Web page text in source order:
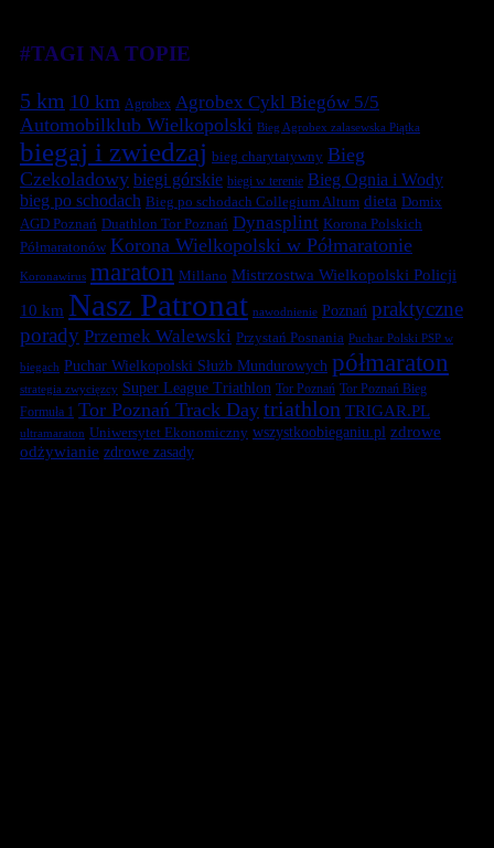
#TAGI NA TOPIE
5 km 10 km Agrobex Agrobex Cykl Biegów 5/5
Automobilklub Wielkopolski Bieg Agrobex zalasewska Piątka
biegaj i zwiedzaj bieg charytatywny Bieg
Czekoladowy biegi górskie biegi w terenie Bieg Ognia i Wody
bieg po schodach Bieg po schodach Collegium Altum dieta Domix
AGD Poznań Duathlon Tor Poznań Dynasplint Korona Polskich
Półmaratonów Korona Wielkopolski w Półmaratonie
Koronawirus maraton Millano Mistrzostwa Wielkopolski Policji
10 km Nasz Patronat nawodnienie Poznań praktyczne
porady Przemek Walewski Przystań Posnania Puchar Polski PSP w
biegach Puchar Wielkopolski Służb Mundurowych półmaraton
strategia zwycięzcy Super League Triathlon Tor Poznań Tor Poznań Bieg
Formuła 1 Tor Poznań Track Day triathlon TRIGAR.PL
ultramaraton Uniwersytet Ekonomiczny wszystkoobieganiu.pl zdrowe
odżywianie zdrowe zasady